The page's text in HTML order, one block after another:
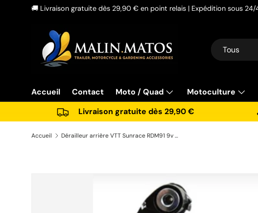
🚚 Livraison gratuite dès 29,90 € en point relais | Expédition sous 24/
Recherche
Type de
Tous
Accueil Contact Moto / Quad Motoculture
Livraison gratuite dès 29,90 €
Accueil Dérailleur arrière VTT Sunrace RDM91 9v Grande Chape Compatible Shimano Neuf
Passer aux informations produits